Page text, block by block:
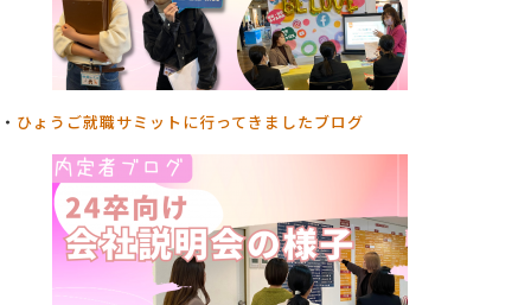
・ ひょうご就職サミットに行ってきましたブログ